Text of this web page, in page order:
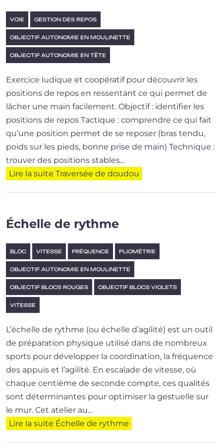
VOIE GESTION DES REPOS
OBJECTIF AUTONOMIE EN MOULINETTE
OBJECTIF AUTONOMIE EN TÊTE
Exercice ludique et coopé­ra­tif pour décou­vrir les
posi­tions de repos en res­sen­tant ce qui per­met de
lâcher une main facilement. Objectif : identifier les
positions de repos Tactique : com­prendre ce qui fait
qu’une posi­tion per­met de se repo­ser (bras ten­du,
poids sur les pieds, bonne prise de main) Technique :
trou­ver des posi­tions stables…
Lire la suite Traversée de doudou
Échelle de rythme
BLOC VITESSE FRÉQUENCE PLIOMÉTRIE
OBJECTIF AUTONOMIE EN MOULINETTE
OBJECTIF BLOCS ROUGES OBJECTIF BLOCS VIOLETS
VITESSE
L’échelle de rythme (ou échelle d’a­gi­li­té) est un outil
de pré­pa­ra­tion phy­sique uti­li­sé dans de nom­breux
sports pour déve­lop­per la coor­di­na­tion, la fré­quence
des appuis et l’a­gi­li­té. En esca­lade de vitesse, où
chaque cen­tième de seconde compte, ces qua­li­tés
sont déter­mi­nantes pour opti­mi­ser la ges­tuelle sur
le mur. Cet ate­lier au…
Lire la suite Échelle de rythme